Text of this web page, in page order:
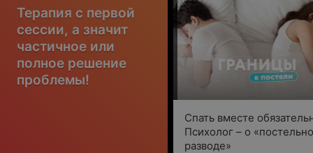
Терапия с первой
сессии, а значит
частичное или
полное решение
проблемы!
Спать вместе
Психолог – о
разводе»